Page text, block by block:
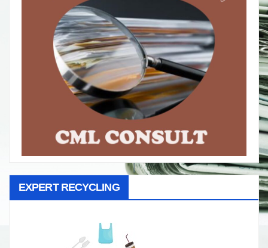
EXPERT RECYCLING